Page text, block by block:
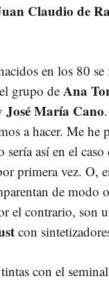
Claudio de
en los 80 se
grupo de Ana
José María Cano
a hacer. Me he
sería así en el
primera vez. O,
de modo
el contrario, son
con
con el seminal